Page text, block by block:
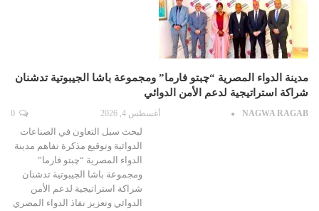
مدينة الدواء المصرية “چبتو فارما” ومجموعة باشا الجيبوتية تدشنان
شراكة استراتيجية لدعم الأمن الدوائي
NAGWA RAGAB أغسطس 4, 2026
لبحث سبل التعاون في الصناعات
الدوائية وتوقيع مذكرة تفاهم مدينة
الدواء المصرية “چبتو فارما”
ومجموعة باشا الجيبوتية تدشنان
شراكة استراتيجية لدعم الأمن
الدوائي وتعزيز نفاذ الدواء المصري